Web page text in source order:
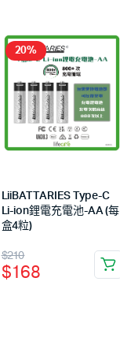
20%
LiiBATTARIES Type-C
Li-ion鋰電充電池-AA (每
盒4粒)
$210
$168